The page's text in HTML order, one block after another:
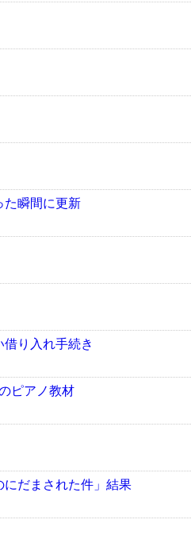
た瞬間に更新
り入れ手続き
ピアノ教材
にだまされた件」結果